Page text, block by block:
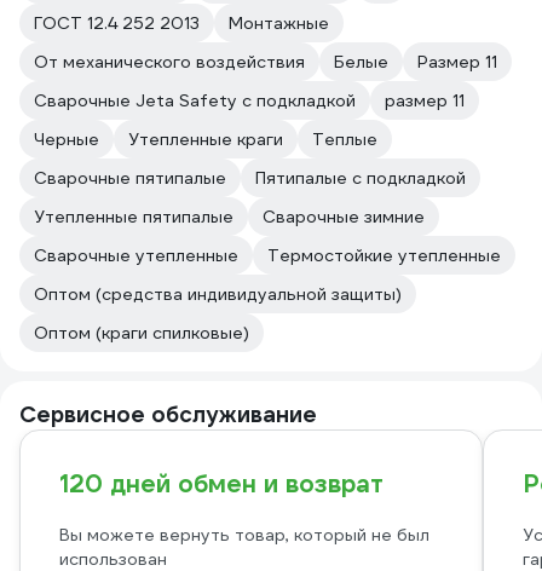
ГОСТ 12.4 252 2013
Монтажные
От механического воздействия
Белые
Размер 11
Сварочные Jeta Safety с подкладкой
размер 11
Черные
Утепленные краги
Теплые
Сварочные пятипалые
Пятипалые с подкладкой
Утепленные пятипалые
Сварочные зимние
Сварочные утепленные
Термостойкие утепленные
Оптом (средства индивидуальной защиты)
Оптом (краги спилковые)
Сервисное обслуживание
120 дней обмен и возврат
Вы можете вернуть товар, который не был
использован